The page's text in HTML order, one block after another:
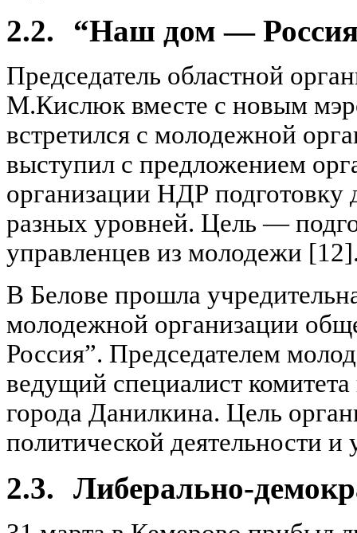
2.2. “Наш дом —
Председатель областной
М.Кислюк вместе с новым
встретился с молодежной
выступил с предложением
организации НДР подготовку
разных уровней. Цель —
управленцев из молодежи
В Белове прошла
молодежной организации
Россия”. Председателем
ведущий специалист
города Данилкина. Цель
политической деятельности
2.3. Либерально-